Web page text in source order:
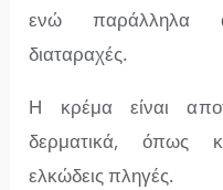
ενώ παράλληλα
διαταραχές.
Η κρέμα είναι α
δερματικά, όπως
ελκώδεις πληγές.